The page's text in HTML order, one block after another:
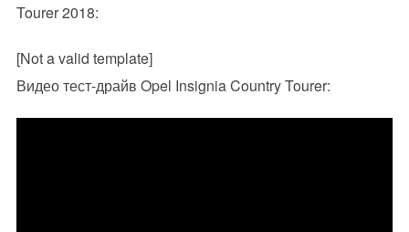
Tourer 2018:
[Not a valid template]
Видео тест-драйв Opel Insignia Country Tourer: